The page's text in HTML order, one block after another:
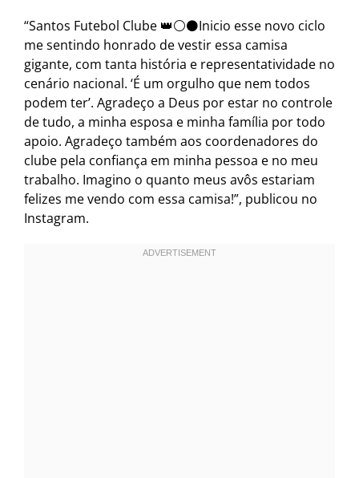
“Santos Futebol Clube 👑⚪️⚫️Inicio esse novo ciclo
me sentindo honrado de vestir essa camisa
gigante, com tanta história e representatividade no
cenário nacional. ‘É um orgulho que nem todos
podem ter’. Agradeço a Deus por estar no controle
de tudo, a minha esposa e minha família por todo
apoio. Agradeço também aos coordenadores do
clube pela confiança em minha pessoa e no meu
trabalho. Imagino o quanto meus avôs estariam
felizes me vendo com essa camisa!”, publicou no
Instagram.